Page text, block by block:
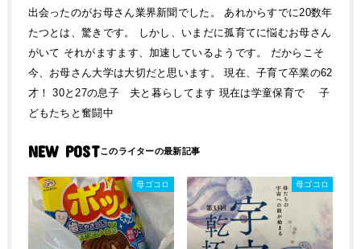
出会ったのがお母さん業界新聞でした。 あれからすでに20数年
たつとは、驚きです。 しかし、いまだに孤育てに悩むお母さん
がいて それがますます、加速しているようです。 だからこそ
今、お母さん大学は大切だと思います。 現在、子育て卒業の62
才！ 30と27の息子 夫と暮らしてます 現在は学童保育で 子
どもたちと奮闘中
NEW POST
母ゴコロ 母ゴコロ